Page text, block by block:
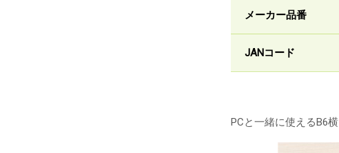
メーカー品番
JANコード
PCと一緒に使えるB6